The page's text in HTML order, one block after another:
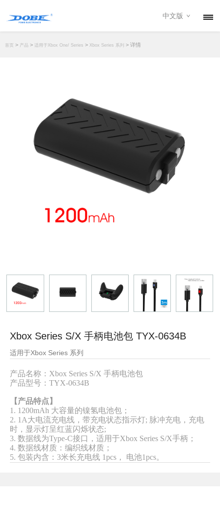
下载专区
经销商
中文版
首页 > 产品 > 适用于Xbox One/ Series > Xbox Series 系列 > 详情
Xbox Series S/X 手柄电池包 TYX-0634B
适用于Xbox Series 系列
产品名称：Xbox Series S/X 手柄电池包
产品型号： TYX-0634B
【产品特点】
1. 1200mAh 大容量的镍氢电池包；
2. 1A大电流充电线 ，带充电状态指示灯; 脉冲充电，充电
时，显示灯呈红蓝闪烁状态;
3. 数据线为Type-C接口，适用于Xbox Series S/X手柄；
4. 数据线材质： 编织线材质 ；
5. 包装内含：3米长充电线 1pcs， 电池1pcs。